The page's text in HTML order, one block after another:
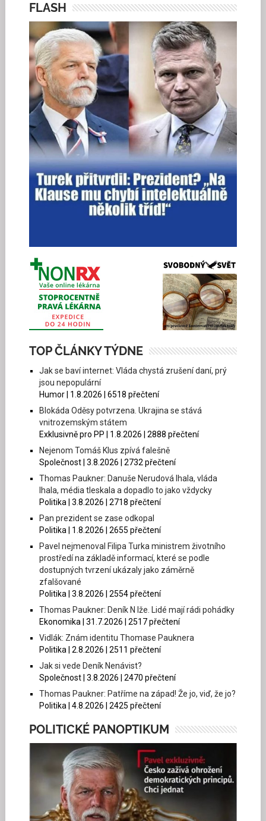
FLASH
TOP ČLÁNKY TÝDNE
Jak se baví internet: Vláda chystá zrušení daní, prý
jsou nepopulární
Humor | 1.8.2026 | 6518 přečtení
Blokáda Oděsy potvrzena. Ukrajina se stává
vnitrozemským státem
Exklusivně pro PP | 1.8.2026 | 2888 přečtení
Nejenom Tomáš Klus zpívá falešně
Společnost | 3.8.2026 | 2732 přečtení
Thomas Paukner: Danuše Nerudová lhala, vláda
lhala, média tleskala a dopadlo to jako vždycky
Politika | 3.8.2026 | 2718 přečtení
Pan prezident se zase odkopal
Politika | 1.8.2026 | 2655 přečtení
Pavel nejmenoval Filipa Turka ministrem životního
prostředí na základě informací, které se podle
dostupných tvrzení ukázaly jako záměrně
zfalšované
Politika | 3.8.2026 | 2554 přečtení
Thomas Paukner: Deník N lže. Lidé mají rádi pohádky
Ekonomika | 31.7.2026 | 2517 přečtení
Vidlák: Znám identitu Thomase Pauknera
Politika | 2.8.2026 | 2511 přečtení
Jak si vede Deník Nenávist?
Společnost | 3.8.2026 | 2470 přečtení
Thomas Paukner: Patříme na západ! Že jo, viď, že jo?
Politika | 4.8.2026 | 2425 přečtení
POLITICKÉ PANOPTIKUM